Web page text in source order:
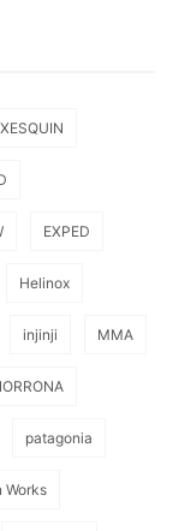
EXPED
Helinox
injinji MMA
patagonia
Works